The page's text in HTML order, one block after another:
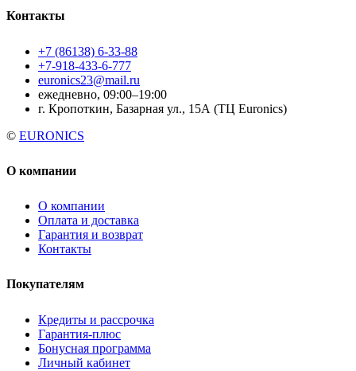
Контакты
+7 (86138) 6-33-88
+7-918-433-6-777
euronics23@mail.ru
ежедневно, 09:00–19:00
г. Кропоткин, Базарная ул., 15А (ТЦ Euronics)
© EURONICS
О компании
О компании
Оплата и доставка
Гарантия и возврат
Контакты
Покупателям
Кредиты и рассрочка
Гарантия-плюс
Бонусная программа
Личный кабинет